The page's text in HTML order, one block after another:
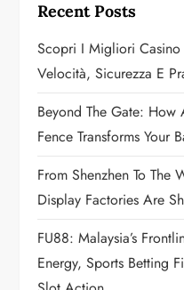
a
t
i
o
n
Recent Posts
Scopri I Migliori
Velocità, Sicurezza E
Beyond The Gate:
Fence Transforms Your
From Shenzhen To The
Display Factories Are
FU88: Malaysia’s
Energy, Sports Betting